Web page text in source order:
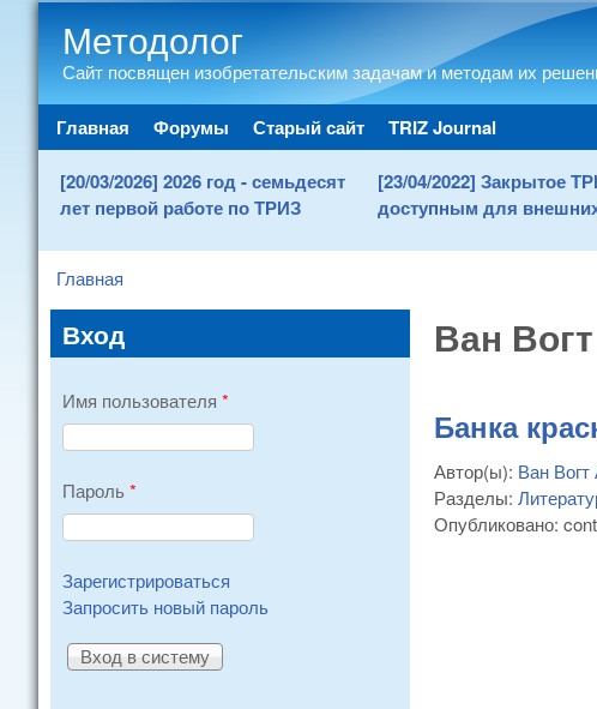
Методолог
Сайт посвящен изобретательским задачам и методам их
Main menu
Главная Форумы Старый сайт TRIZ Journal
[20/03/2026] 2026 год - семьдесят
лет первой работе по ТРИЗ
[23/04/2022] Закрытое
доступным для
You are here
Главная
Ван
Банка
Автор(ы): Ван
Разделы:
Опубликовано:
Вход
Имя пользователя *
Пароль *
Зарегистрироваться
Запросить новый пароль